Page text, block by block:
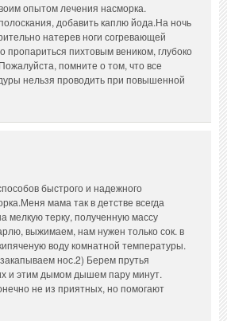
опытом лечения насморка.
добавить каплю йода.На ночь
натерев ноги согревающей
пихтовым веником, глубоко
помните о том, что все
нельзя проводить при повышенной
быстрого и надежного
мама так в детстве всегда
мелкую терку, полученную массу
выжимаем, нам нужен только сок. в
воду комнатной температуры.
нос.2) Берем прутья
и этим дымом дышем пару минут.
не из приятных, но помогают